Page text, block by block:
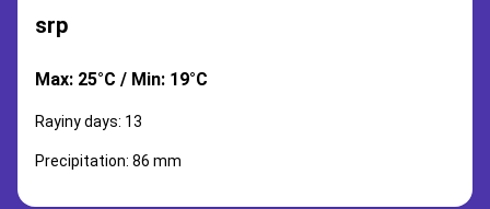
srp
Max: 25°C / Min: 19°C
Rayiny days: 13
Precipitation: 86 mm